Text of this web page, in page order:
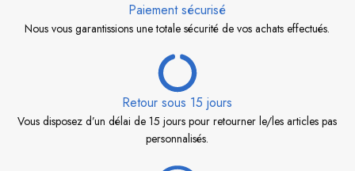
Paiement sécurisé
Nous vous garantissions une totale sécurité de vos achats effectués.
Retour sous 15 jours
Vous disposez d’un délai de 15 jours pour retourner le/les articles pas
personnalisés.